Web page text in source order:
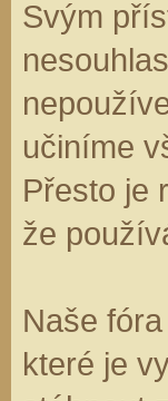
Svým
učiníme
Přesto je
že
Naše
které je